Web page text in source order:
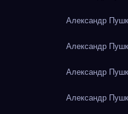
Александр
Александр
Александр
Александр